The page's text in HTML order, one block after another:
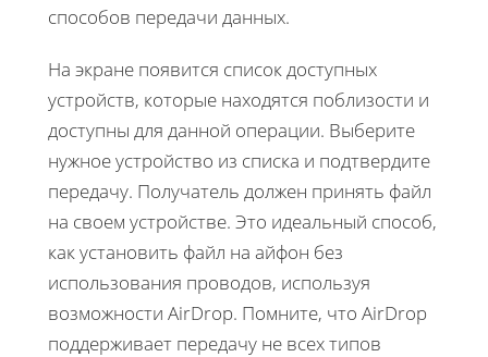
способов передачи данных.
На экране появится список доступных
устройств, которые находятся поблизости и
доступны для данной операции. Выберите
нужное устройство из списка и подтвердите
передачу. Получатель должен принять файл
на своем устройстве. Это идеальный способ,
как установить файл на айфон без
использования проводов, используя
возможности AirDrop. Помните, что AirDrop
поддерживает передачу не всех типов